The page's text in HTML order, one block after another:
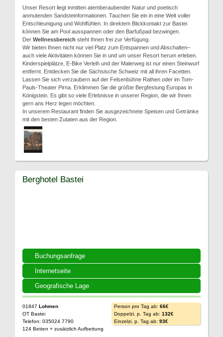
Unser Resort liegt inmitten atemberaubender Natur und poetisch
anmutenden Sandsteinformationen. Tauchen Sie ein in eine Welt voller
Entschleunigung und Wohlfühlen. In direktem Blickkontakt zur Bastei
können Sie am Pool ausspannen oder den Barfußpad bezwingen.
Der Wellnessbereich steht Ihnen frei zur Verfügung.
Wir bieten Ihnen nicht nur viel Platz zum Entspannen und Abschalten–
auch viele Aktivitäten können Sie in und um unser Resort herum erleben.
Kinderspielplätze, E-Bike Verleih und der Malerweg ist nur einen Steinwurf
entfernt. Entdecken Sie die Sächsische Schweiz mit all ihren Facetten.
Lassen Sie sich verzaubern auf der Felsenbühne Rathen oder im Tom-
Pauls-Theater Pirna. Erklimmen Sie die größte Bergfestung Europas in
Königstein. Es gibt so viele Erlebnisse in unserer Region, die wir Ihnen
gern ans Herz legen möchten.
In unserem Restaurant finden Sie ausgezeichnete Speisen und Getränke
mit den besten Zutaten aus der Region.
Buchungsanfrage
Internetseite
Geografische Lage
Berghotel Bastei
01847 Lohmen
OT Bastei
Telefon: 035024 7790
124 Betten + zusätzlich Aufbettung
Person pro Tag ab: 66€
Doppelzi. p. Tag ab: 132€
Einzelzi. p. Tag ab: 93€